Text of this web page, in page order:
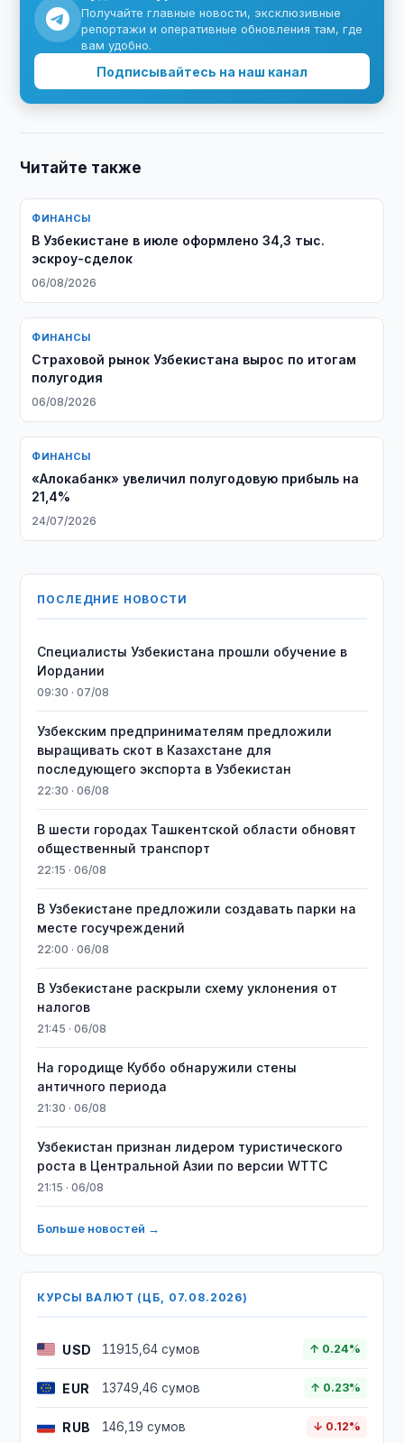
Получайте главные новости, эксклюзивные
репортажи и оперативные обновления там, где
вам удобно.
Подписывайтесь на наш канал
Читайте также
ФИНАНСЫ
В Узбекистане в июле оформлено 34,3 тыс.
эскроу-сделок
06/08/2026
ФИНАНСЫ
Страховой рынок Узбекистана вырос по итогам
полугодия
06/08/2026
ФИНАНСЫ
«Алокабанк» увеличил полугодовую прибыль на
21,4%
24/07/2026
ПОСЛЕДНИЕ НОВОСТИ
Специалисты Узбекистана прошли обучение в
Иордании
09:30 · 07/08
Узбекским предпринимателям предложили
выращивать скот в Казахстане для
последующего экспорта в Узбекистан
22:30 · 06/08
В шести городах Ташкентской области обновят
общественный транспорт
22:15 · 06/08
В Узбекистане предложили создавать парки на
месте госучреждений
22:00 · 06/08
В Узбекистане раскрыли схему уклонения от
налогов
21:45 · 06/08
На городище Куббо обнаружили стены
античного периода
21:30 · 06/08
Узбекистан признан лидером туристического
роста в Центральной Азии по версии WTTC
21:15 · 06/08
Больше новостей →
КУРСЫ ВАЛЮТ (ЦБ, 07.08.2026)
USD 11915,64 сумов ↑ 0.24%
EUR 13749,46 сумов ↑ 0.23%
RUB 146,19 сумов ↓ 0.12%